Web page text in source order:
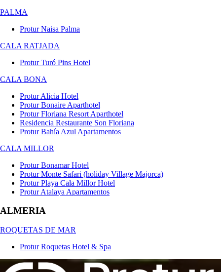
PALMA
Protur Naisa Palma
CALA RATJADA
Protur Turó Pins Hotel
CALA BONA
Protur Alicia Hotel
Protur Bonaire Aparthotel
Protur Floriana Resort Aparthotel
Residencia Restaurante Son Floriana
Protur Bahía Azul Apartamentos
CALA MILLOR
Protur Bonamar Hotel
Protur Monte Safari (holiday Village Majorca)
Protur Playa Cala Millor Hotel
Protur Atalaya Apartamentos
ALMERIA
ROQUETAS DE MAR
Protur Roquetas Hotel & Spa